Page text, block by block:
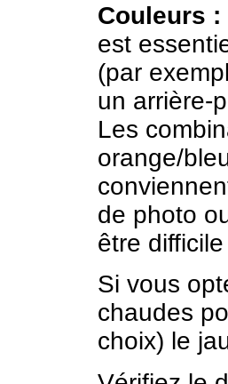
Couleurs :
est
(par
un arrière-
Les
orange/
de photo
être
Si vous
chaudes
choix) le